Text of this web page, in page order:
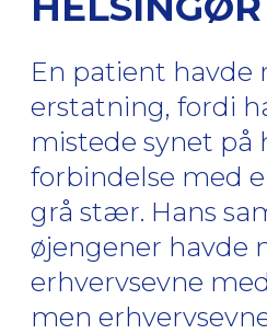
En patient havde
erstatning, fordi
mistede synet på
forbindelse med
grå stær. Hans
øjengener havde
erhvervsevne
men